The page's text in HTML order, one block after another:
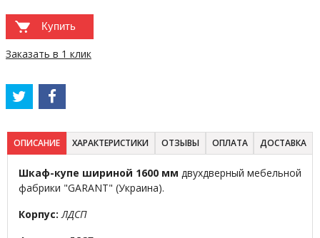
Купить
Заказать в 1 клик
ОПИСАНИЕ ХАРАКТЕРИСТИКИ ОТЗЫВЫ ОПЛАТА ДОСТАВКА
Шкаф-купе шириной 1600 мм двухдверный мебельной
фабрики "GARANT" (Украина).
Корпус: ЛДСП